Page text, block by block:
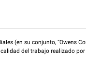
(en su conjunto, “Owens
del trabajo realizado